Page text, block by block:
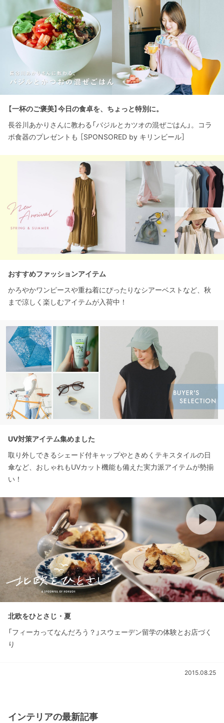
【一杯のご褒美】今日の食卓を、ちょっと特別に。
長谷川あかりさんに教わる「バジルとカツオの混ぜごはん」。コラ
ボ食器のプレゼントも ［SPONSORED by キリンビール］
おすすめファッションアイテム
かろやかワンピースや重ね着にぴったりなシアーベストなど、秋
まで涼しく楽しむアイテムが入荷中！
UV対策アイテム集めました
取り外しできるシェード付キャップやときめくテキスタイルの日
傘など、おしゃれもUVカット機能も備えた実力派アイテムが勢揃
い！
北欧をひとさじ・夏
「フィーカってなんだろう？」スウェーデン留学の体験とお店づく
り
2015.08.25
インテリアの最新記事